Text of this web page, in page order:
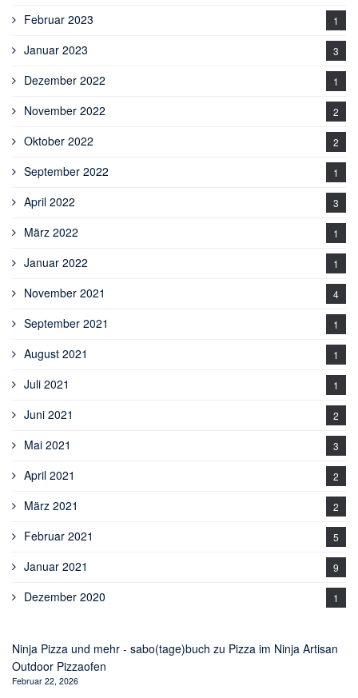
Februar 2023 1
Januar 2023 3
Dezember 2022 1
November 2022 2
Oktober 2022 2
September 2022 1
April 2022 3
März 2022 1
Januar 2022 1
November 2021 4
September 2021 1
August 2021 1
Juli 2021 1
Juni 2021 2
Mai 2021 3
April 2021 2
März 2021 2
Februar 2021 5
Januar 2021 9
Dezember 2020 1
Ninja Pizza und mehr - sabo(tage)buch zu Pizza im Ninja Artisan
Outdoor Pizzaofen
Februar 22, 2026